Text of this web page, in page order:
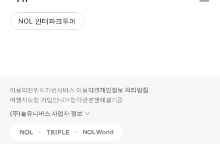
NOL 인터파크투어
입니
다.
순
상
이용약관위치기반서비스 이용약관개인정보 처리방침
여행자보험 가입안내여행약관분쟁해결기준
(주)놀유니버스 사업자 정보
NOL Triple Interpark Global